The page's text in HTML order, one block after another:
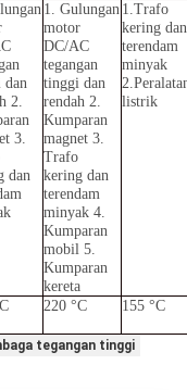
dan
2.
3.
dan
1. Gulungan
motor
DC/AC
tegangan
tinggi dan
rendah 2.
Kumparan
magnet 3.
Trafo
kering dan
terendam
minyak 4.
Kumparan
mobil 5.
Kumparan
kereta
1.Trafo
kering dan
terendam
minyak
listrik
220 °C 155 °C
tegangan tinggi